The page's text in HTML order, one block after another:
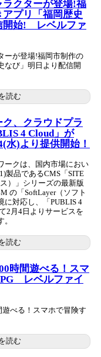
ラクターが登場!福
プリ「福岡歴史
開始! レベルファ
ーが登場!福岡市制作の
なび」明日より配信開
読む
、クラウドプラ
4 Cloud」が
水)より提供開始！
ークは、国内市場におい
製品であるCMS「SITE
）」シリーズの最新版
の「SoftLayer（ソフト
に対応し、「PUBLIS 4
2月4日よりサービスを
読む
時間遊べる！スマ
レベルファイ
べる！スマホで冒険す
読む